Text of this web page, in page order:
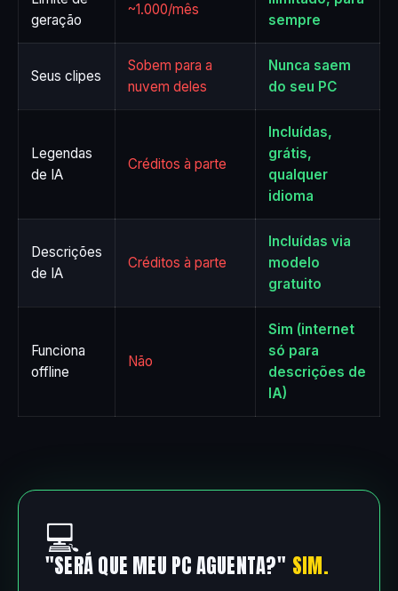
geração
~1.000/mês
sempre
Seus clipes
Sobem para a
nuvem deles
Nunca saem
do seu PC
Legendas
de IA
Créditos à parte
Incluídas,
grátis,
qualquer
idioma
Descrições
de IA
Créditos à parte
Incluídas via
modelo
gratuito
Funciona
offline
Não
Sim (internet
só para
descrições de
IA)
💻
"SERÁ QUE MEU PC AGUENTA?" SIM.